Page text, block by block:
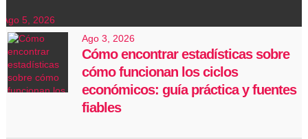
Ago 5, 2026
Ago 3, 2026
Cómo encontrar estadísticas sobre
cómo funcionan los ciclos
económicos: guía práctica y fuentes
fiables